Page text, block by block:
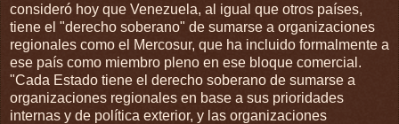
consideró hoy que Venezuela, al igual que otros países,
tiene el "derecho soberano" de sumarse a organizaciones
regionales como el Mercosur, que ha incluido formalmente a
ese país como miembro pleno en ese bloque comercial.
"Cada Estado tiene el derecho soberano de sumarse a
organizaciones regionales en base a sus prioridades
internas y de política exterior, y las organizaciones